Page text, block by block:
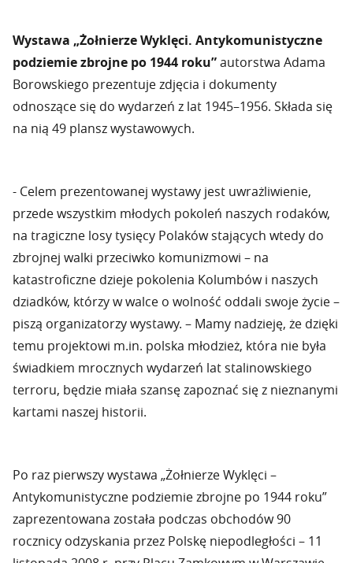
Wystawa „Żołnierze Wyklęci. Antykomunistyczne
podziemie zbrojne po 1944 roku”autorstwa Adama
Borowskiego prezentuje zdjęcia i dokumenty
odnoszące się do wydarzeń z lat 1945–1956. Składa się
na nią 49 plansz wystawowych.
- Celem prezentowanej wystawy jest uwrażliwienie,
przede wszystkim młodych pokoleń naszych rodaków,
na tragiczne losy tysięcy Polaków stających wtedy do
zbrojnej walki przeciwko komunizmowi – na
katastroficzne dzieje pokolenia Kolumbów i naszych
dziadków, którzy w walce o wolność oddali swoje życie –
piszą organizatorzy wystawy. – Mamy nadzieję, że dzięki
temu projektowi m.in. polska młodzież, która nie była
świadkiem mrocznych wydarzeń lat stalinowskiego
terroru, będzie miała szansę zapoznać się z nieznanymi
kartami naszej historii.
Po raz pierwszy wystawa „Żołnierze Wyklęci –
Antykomunistyczne podziemie zbrojne po 1944 roku”
zaprezentowana została podczas obchodów 90
rocznicy odzyskania przez Polskę niepodległości – 11